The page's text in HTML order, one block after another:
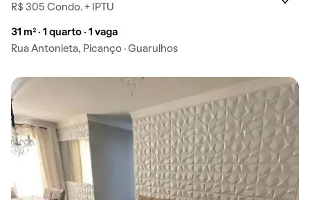
R$ 305 Condo. + IPTU
31 m² · 1 quarto · 1 vaga
Rua Antonieta, Picanço · Guarulhos